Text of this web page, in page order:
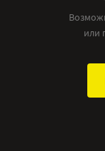
или